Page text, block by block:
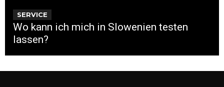
SERVICE
Wo kann ich mich in Slowenien testen
lassen?